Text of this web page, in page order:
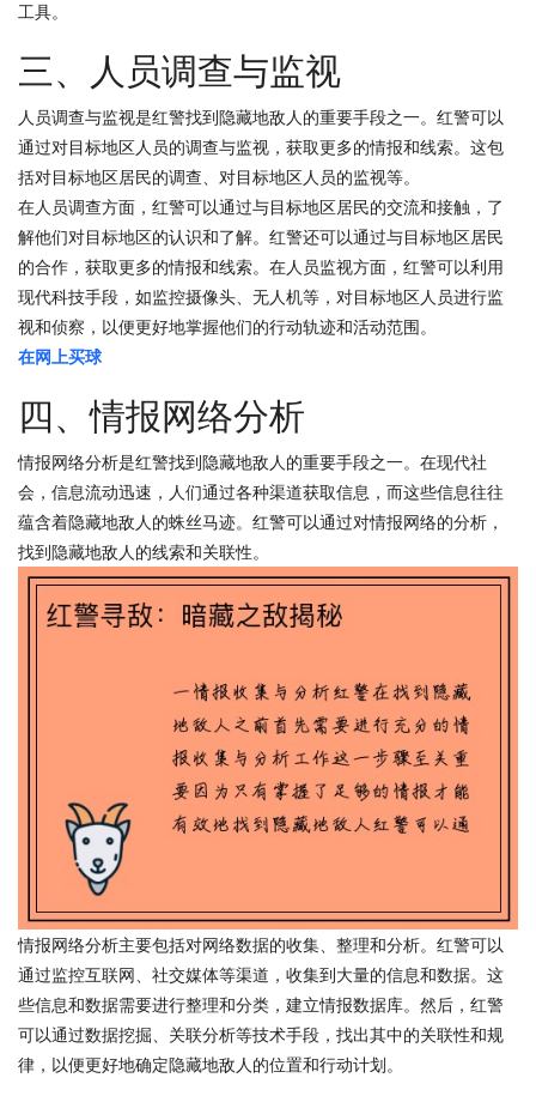
工具。
三、人员调查与监视
人员调查与监视是红警找到隐藏地敌人的重要手段之一。红警可以
通过对目标地区人员的调查与监视，获取更多的情报和线索。这包
括对目标地区居民的调查、对目标地区人员的监视等。
在人员调查方面，红警可以通过与目标地区居民的交流和接触，了
解他们对目标地区的认识和了解。红警还可以通过与目标地区居民
的合作，获取更多的情报和线索。在人员监视方面，红警可以利用
现代科技手段，如监控摄像头、无人机等，对目标地区人员进行监
视和侦察，以便更好地掌握他们的行动轨迹和活动范围。
在网上买球
四、情报网络分析
情报网络分析是红警找到隐藏地敌人的重要手段之一。在现代社
会，信息流动迅速，人们通过各种渠道获取信息，而这些信息往往
蕴含着隐藏地敌人的蛛丝马迹。红警可以通过对情报网络的分析，
找到隐藏地敌人的线索和关联性。
情报网络分析主要包括对网络数据的收集、整理和分析。红警可以
通过监控互联网、社交媒体等渠道，收集到大量的信息和数据。这
些信息和数据需要进行整理和分类，建立情报数据库。然后，红警
可以通过数据挖掘、关联分析等技术手段，找出其中的关联性和规
律，以便更好地确定隐藏地敌人的位置和行动计划。